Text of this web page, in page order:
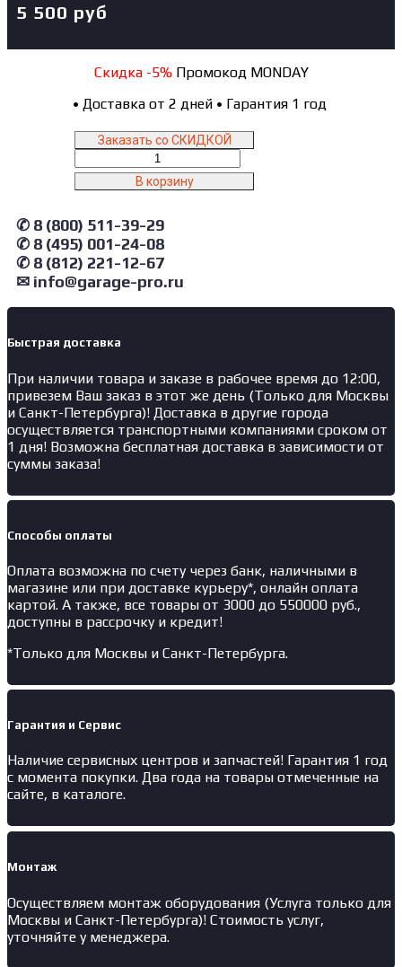
5 500 руб
Скидка -5%Промокод MONDAY
• Доставка от 2 дней • Гарантия 1 год
Заказать со СКИДКОЙ
товара
NORDBERG
газоотводный
H076Y05
D=75мм,
длина
5м
(желтый)
В корзину
✆ 8 (800) 511-39-29
✆ 8 (495) 001-24-08
✆ 8 (812) 221-12-67
✉ info@garage-pro.ru
Быстрая доставка
При наличии товара и заказе в рабочее время до 12:00,
привезем Ваш заказ в этот же день (Только для Москвы
и Санкт-Петербурга)! Доставка в другие города
осуществляется транспортными компаниями сроком от
1 дня! Возможна бесплатная доставка в зависимости от
суммы заказа!
Способы оплаты
Оплата возможна по счету через банк, наличными в
магазине или при доставке курьеру*, онлайн оплата
картой. А также, все товары от 3000 до 550000 руб.,
доступны в рассрочку и кредит!
*Только для Москвы и Санкт-Петербурга.
Гарантия и Сервис
Наличие сервисных центров и запчастей! Гарантия 1 год
с момента покупки. Два года на товары отмеченные на
сайте, в каталоге.
Монтаж
Осуществляем монтаж оборудования (Услуга только для
Москвы и Санкт-Петербурга)! Стоимость услуг,
уточняйте у менеджера.